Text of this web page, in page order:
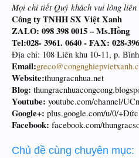
Mọi chi tiết Quý khách vui lòng liên
Công ty TNHH SX Việt Xanh
ZALO: 098 398 0015 – Ms.Hồng
Tel:028- 3961. 0640 - FAX: 028-
Địa chỉ: 108 Liên khu 10-11, p.
Email:
Website:thungracnhua.net
Blog:
Youtube: youtube.com/channel/
Google+: plus.google.com/u/0/
Facebook: facebook.com/
Chủ đề cùng chuyên mục: